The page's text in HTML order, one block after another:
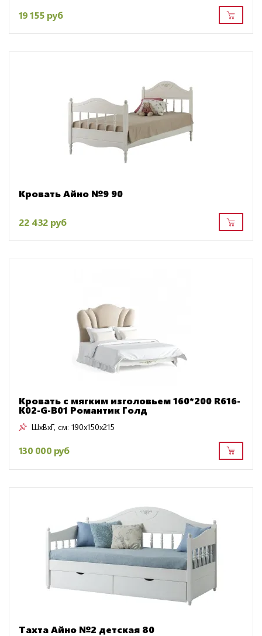
19 155 руб
Кровать Айно №9 90
22 432 руб
Кровать с мягким изголовьем 160*200 R616-
K02-G-B01 Романтик Голд
ШxВxГ, см: 190x150x215
130 000 руб
Тахта Айно №2 детская 80